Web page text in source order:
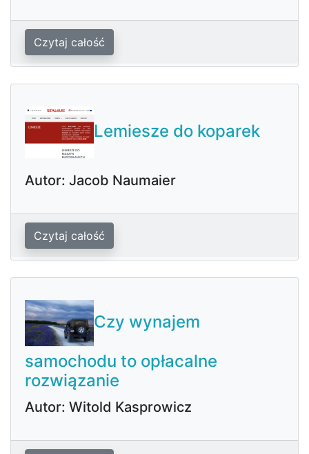
Czytaj całość
Lemiesze do koparek
Autor: Jacob Naumaier
Czytaj całość
Czy wynajem
samochodu to opłacalne
rozwiązanie
Autor: Witold Kasprowicz